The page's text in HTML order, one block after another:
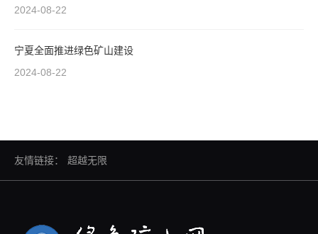
2024-08-22
宁夏全面推进绿色矿山建设
2024-08-22
友情链接： 超越无限